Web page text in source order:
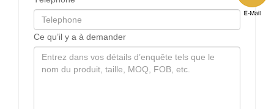
Ce qu’il y a à demander